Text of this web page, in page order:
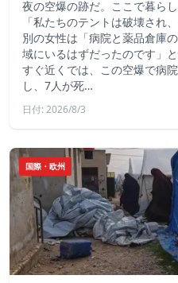
夜の空爆の跡だ。ここで暮ら
「私たちのテントは破壊され
別の女性は「病院と薬品倉庫
域にいるはずだったのです」
すぐ近くでは、この空爆で病
し、7人が死…
日付: 2026/8/3
国際・欧州